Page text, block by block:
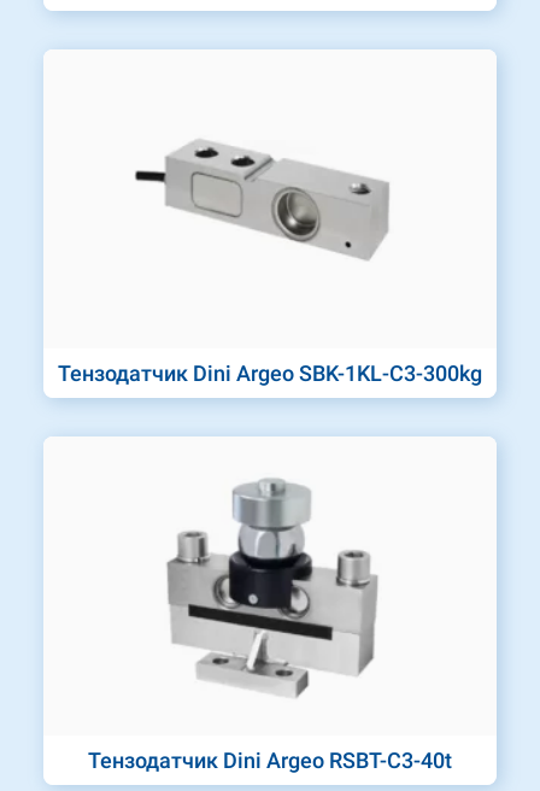
Тензодатчик Dini Argeo SBK-1KL-C3-300kg
Тензодатчик Dini Argeo RSBT-C3-40t